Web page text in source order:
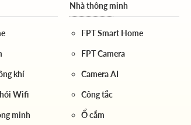
khí
Wifi
minh
Nhà thông minh
FPT Smart Home
FPT Camera
Camera AI
Công tắc
Ổ cắm